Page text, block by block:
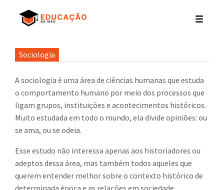
Sociologia
A sociologia é uma área de ciências humanas que estuda
o comportamento humano por meio dos processos que
ligam grupos, instituições e acontecimentos históricos.
Muito estudada em todo o mundo, ela divide opiniões: ou
se ama, ou se odeia.
Esse estudo não interessa apenas aos historiadores ou
adeptos dessa área, mas também todos aqueles que
querem entender melhor sobre o contexto histórico de
determinada época e as relações em sociedade.